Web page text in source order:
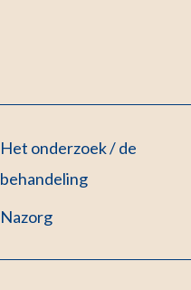
Het onderzoek / de
behandeling
Nazorg